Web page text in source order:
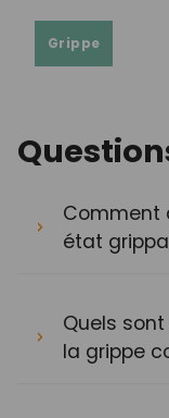
Grippe
Comment
état
Quels
la grippe